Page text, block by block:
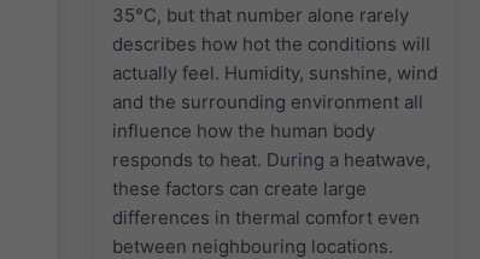
35°C, but that number alone rarely
describes how hot the conditions will
actually feel. Humidity, sunshine, wind
and the surrounding environment all
influence how the human body
responds to heat. During a heatwave,
these factors can create large
differences in thermal comfort even
between neighbouring locations.